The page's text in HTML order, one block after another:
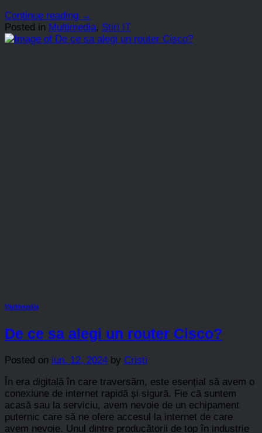
Continue reading →
Posted in Multimedia, Stiri IT
Multimedia
De ce sa alegi un router Cisco?
Posted on iun. 12, 2024 by Cristi
În era digitală în care traversăm, este esențial să avem o
conexiune de internet rapidă și sigură. Fie că suntem
acasă sau la serviciu, avem nevoie de un echipament
puternic care să ne ofere accesul la internet de care
avem nevoie. Unul dintre producătorii de top în industrie